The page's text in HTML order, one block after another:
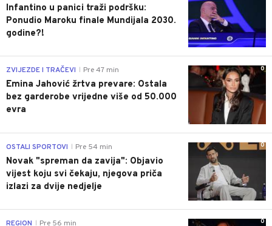
Infantino u panici traži podršku:
Ponudio Maroku finale Mundijala 2030.
godine?!
0
ZVIJEZDE I TRAČEVI Pre 47 min
Emina Jahović žrtva prevare: Ostala
bez garderobe vrijedne više od 50.000
evra
0
OSTALI SPORTOVI Pre 54 min
Novak "spreman da zavija": Objavio
vijest koju svi čekaju, njegova priča
izlazi za dvije nedjelje
0
REGION Pre 56 min